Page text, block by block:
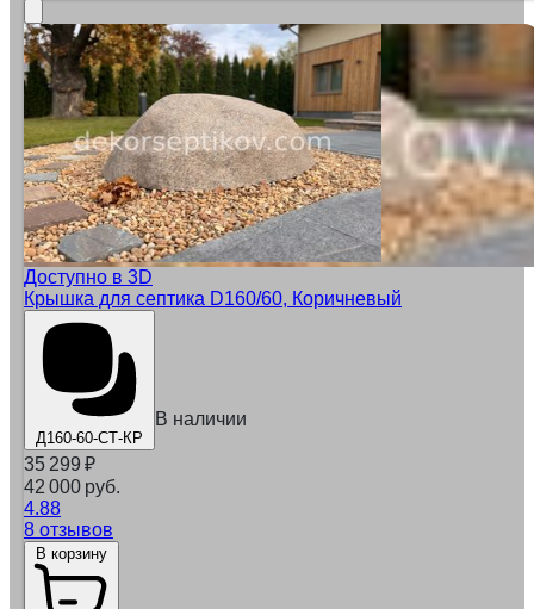
Доступно в 3D
Крышка для септика D160/60, Коричневый
Д160-60-СТ-КР
В наличии
35 299 ₽
42 000 руб.
4.88
8 отзывов